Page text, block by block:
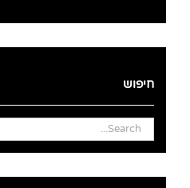
חיפוש
Search
for: